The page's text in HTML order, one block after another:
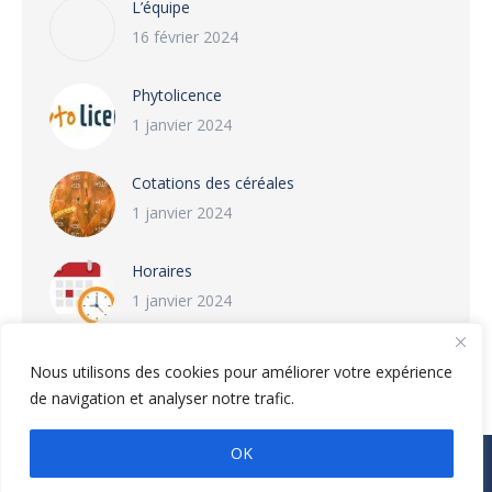
Nous utilisons des cookies pour améliorer votre expérience
de navigation et analyser notre trafic.
OK
L’équipe
16 février 2024
Phytolicence
1 janvier 2024
Cotations des céréales
1 janvier 2024
Horaires
1 janvier 2024
© Deronne JMF - 2026. Tous droits réservés
Navigation